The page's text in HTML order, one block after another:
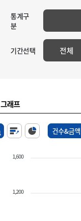
통계구
분
기간선택 전체
그래프
건수&금액
1,600
1,200